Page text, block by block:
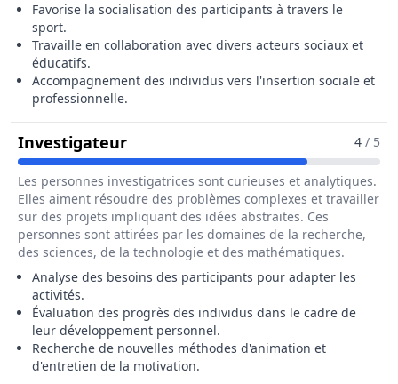
Favorise la socialisation des participants à travers le
sport.
Travaille en collaboration avec divers acteurs sociaux et
éducatifs.
Accompagnement des individus vers l'insertion sociale et
professionnelle.
InvestigateurPour Le Métier De Animateur4 / 5
Les personnes investigatrices sont curieuses et analytiques.
Elles aiment résoudre des problèmes complexes et travailler
sur des projets impliquant des idées abstraites. Ces
personnes sont attirées par les domaines de la recherche,
des sciences, de la technologie et des mathématiques.
Analyse des besoins des participants pour adapter les
activités.
Évaluation des progrès des individus dans le cadre de
leur développement personnel.
Recherche de nouvelles méthodes d'animation et
d'entretien de la motivation.